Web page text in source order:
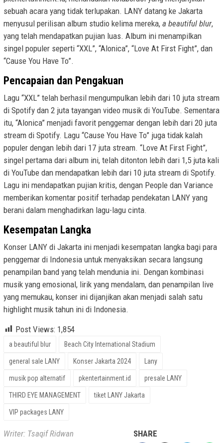
sebuah acara yang tidak terlupakan. LANY datang ke Jakarta
menyusul perilisan album studio kelima mereka, a beautiful blur,
yang telah mendapatkan pujian luas. Album ini menampilkan
singel populer seperti “XXL”, “Alonica”, “Love At First Fight”, dan
“Cause You Have To”.
Pencapaian dan Pengakuan
Lagu “XXL” telah berhasil mengumpulkan lebih dari 10 juta stream
di Spotify dan 2 juta tayangan video musik di YouTube. Sementara
itu, “Alonica” menjadi favorit penggemar dengan lebih dari 20 juta
stream di Spotify. Lagu “Cause You Have To” juga tidak kalah
populer dengan lebih dari 17 juta stream. “Love At First Fight”,
singel pertama dari album ini, telah ditonton lebih dari 1,5 juta kali
di YouTube dan mendapatkan lebih dari 10 juta stream di Spotify.
Lagu ini mendapatkan pujian kritis, dengan People dan Variance
memberikan komentar positif terhadap pendekatan LANY yang
berani dalam menghadirkan lagu-lagu cinta.
Kesempatan Langka
Konser LANY di Jakarta ini menjadi kesempatan langka bagi para
penggemar di Indonesia untuk menyaksikan secara langsung
penampilan band yang telah mendunia ini. Dengan kombinasi
musik yang emosional, lirik yang mendalam, dan penampilan live
yang memukau, konser ini dijanjikan akan menjadi salah satu
highlight musik tahun ini di Indonesia.
Post Views: 1,854
a beautiful blur Beach City International Stadium
general sale LANY Konser Jakarta 2024 Lany
musik pop alternatif pkentertainment.id presale LANY
THIRD EYE MANAGEMENT tiket LANY Jakarta
VIP packages LANY
Writer: Tsaqif Ridwan SHARE